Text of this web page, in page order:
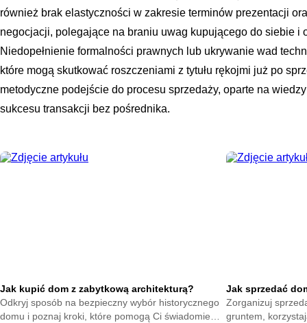
również brak elastyczności w zakresie terminów prezentacji
negocjacji, polegające na braniu uwag kupującego do siebie i
Niedopełnienie formalności prawnych lub ukrywanie wad
które mogą skutkować roszczeniami z tytułu rękojmi już po
metodyczne podejście do procesu sprzedaży, oparte na
sukcesu transakcji bez pośrednika.
Jak kupić dom z zabytkową architekturą?
Odkryj sposób na bezpieczny wybór historycznego
domu i poznaj kroki, które pomogą Ci świadomie
Jak sprzedać
Zorganizuj
gruntem,